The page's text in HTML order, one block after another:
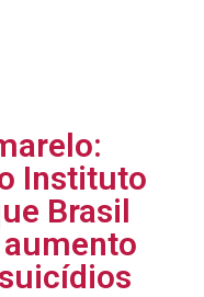
Instituto
Brasil